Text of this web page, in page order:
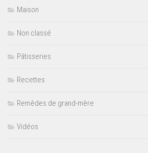
Maison
Non classé
Pâtisseries
Recettes
Remèdes de grand-mère
Vidéos